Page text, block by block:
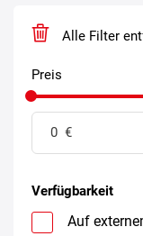
Alle Filter
Preis
Verfügbarkeit
Auf